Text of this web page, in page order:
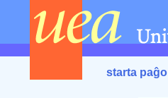
starta paĝo